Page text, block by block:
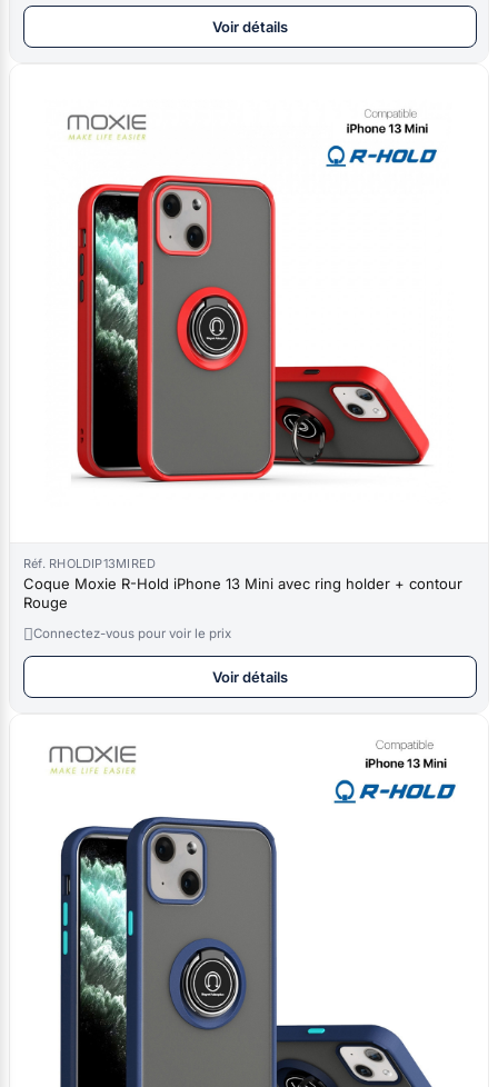
Voir détails
Réf. RHOLDIP13MIRED
Coque Moxie R-Hold iPhone 13 Mini avec ring holder + contour
Rouge
Connectez-vous pour voir le prix
Voir détails